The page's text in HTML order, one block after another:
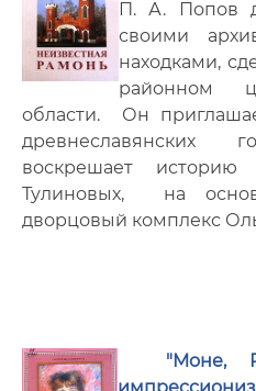
П. А. Попов
своими
находками,
районном
области. Он
воскрешает историю
Тулиновых, на
дворцовый комплекс
"Моне,